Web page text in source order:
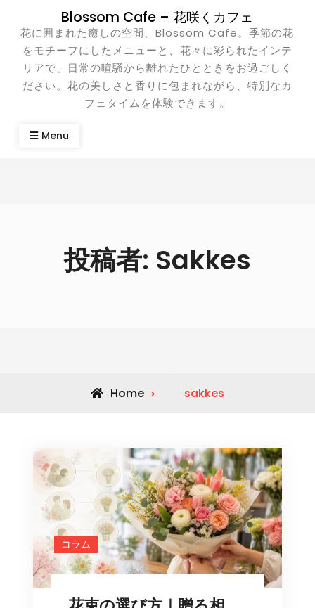
content
Blossom Cafe – 花咲くカフェ
花に囲まれた癒しの空間、Blossom Cafe。季節の花
をモチーフにしたメニューと、花々に彩られたインテ
リアで、日常の喧騒から離れたひとときをお過ごしく
ださい。花の美しさと香りに包まれながら、特別なカ
フェタイムを体験できます。
Menu
投稿者: Sakkes
Home
View
by
sakkes
コラム